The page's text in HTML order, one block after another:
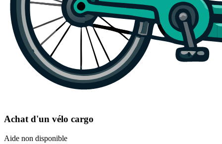
Achat d'un vélo cargo
Aide non disponible